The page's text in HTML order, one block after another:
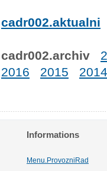
cadr002.aktualni
cadr002.archiv
2016
2015 2014
Informations
Menu.ProvozniRad